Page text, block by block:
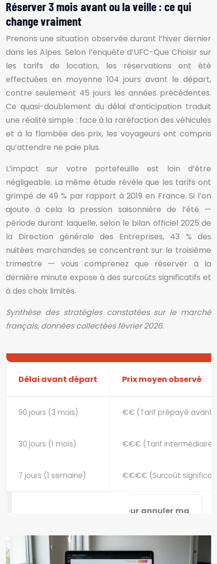
Réserver 3 mois avant ou la veille : ce qui
change vraiment
Prenons une situation observée durant l’hiver dernier
dans les Alpes. Selon l’enquête d’UFC-Que Choisir sur
les tarifs de location, les réservations ont été
effectuées en moyenne 104 jours avant le départ,
contre seulement 45 jours les années précédentes.
Ce quasi-doublement du délai d’anticipation traduit
une réalité simple : face à la raréfaction des véhicules
et à la flambée des prix, les voyageurs ont compris
qu’attendre ne paie plus.
L’impact sur votre portefeuille est loin d’être
négligeable. La même étude révèle que les tarifs ont
grimpé de 49 % par rapport à 2019 en France. Si l’on
ajoute à cela la pression saisonnière de l’été —
période durant laquelle, selon le bilan officiel 2025 de
la Direction générale des Entreprises, 43 % des
nuitées marchandes se concentrent sur le troisième
trimestre — vous comprenez que réserver à la
dernière minute expose à des surcoûts significatifs et
à des choix limités.
Synthèse des stratégies constatées sur le marché
français, données collectées février 2026.
Délai avant départ Prix moyen observé
90 jours (3 mois) €€ (Tarif prépayé
30 jours (1 mois) €€€ (Tarif intermédiaire)
7 jours (1 semaine) €€€€ (Surcoût